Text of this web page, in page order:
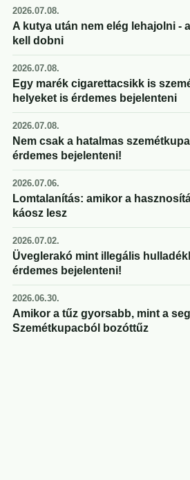
2026.07.08.
A kutya után nem elég lehajolni -
kell dobni
2026.07.08.
Egy marék cigarettacsikk is
helyeket is érdemes bejelenteni
2026.07.08.
Nem csak a hatalmas
érdemes bejelenteni!
2026.07.06.
Lomtalanítás: amikor a
káosz lesz
2026.07.02.
Üveglerakó mint illegális
érdemes bejelenteni!
2026.06.30.
Amikor a tűz gyorsabb, mint a
Szemétkupacból bozóttűz